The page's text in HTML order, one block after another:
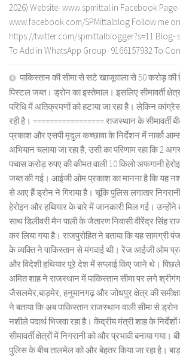
2026) Website- www.spmittal.in Facebook Page-
www.facebook.com/SPMittalblog Follow me
https://twitter.com/spmittalblogger?s=11 Blog-
To Add in WhatsApp Group- 9166157932 To
पाकिस्तान की सीमा से सटे खाजूवाला से 50 करोड़ की
पिस्टल जब्त। ड्रोन का इस्तेमाल। इसलिए सीमावर्ती
परिधि में अतिक्रमणों को हटाया जा रहा है। लेकिन
रही है। ================= राजस्थान के
प्रकाश और एसपी मृदुल कच्छावा के निर्देशन में नार्को
अभियान चलाया जा रहा है, उसी का परिणाम रहा कि 2
पचास करोड़ रुपए की कीमत वाली 10 किलो अफगानी
जब्त की गई। आईजी ओम प्रकाश का मानना है कि यह
से आए हैं ड्रोन ने गिराया है। चूंकि पुलिस लगातार
हेरोइन और हथियार के बारे में जानकारी मिल गई। उन्होंने
साथ डिलीवरी मैन पाली के जैतारण निवासी वीरेंद्र सिंह
कर लिया गया है। राजपुरोहित ने बताया कि यह सामग्री
के व्यक्ति ने पाकिस्तान से मंगवाई थी। रेंज आईजी ओम
और विदेशी हथियार पूरे देश में सप्लाई किए जाने थे।
अमित शाह ने राजस्थान में पाकिस्तान सीमा पर लगे
जैसलमेर,बाड़मेर, हनुमानगढ़ और जोधपुर क्षेत्र की
ने बताया कि अब पाकिस्तान राजस्थान वाली सीमा से
नशीले पदार्थ भिजवा रहा है। केंद्रीय मंत्री शाह के
सीमावर्ती क्षेत्रों में निगरानी को और प्रभावी बनाया
पुलिस के बीच तालमेल को और बेहतर किया जा रहा है।